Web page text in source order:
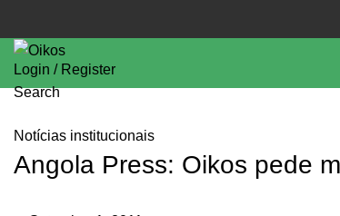
Login / Register
Search
Notícias institucionais
Angola Press: Oikos pede